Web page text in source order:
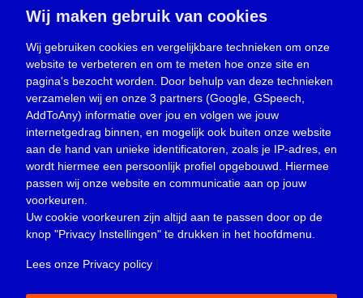
Gemeentepagina(104)
Ingezonden brief(539)
Media(156)
Nieuws (23.330)
Oproep(734)
Overlijden(39)
Podcast(18)
prijsvraag (5)
Religie (1.438)
Service(226)
Wij maken gebruik van cookies
Wij gebruiken cookies en vergelijkbare technieken om onze
website te verbeteren en om te meten hoe onze site en
pagina's bezocht worden. Door behulp van deze technieken
verzamelen wij en onze 3 partners (Google, GSpeech,
AddToAny) informatie over jou en volgen we jouw
internetgedrag binnen, en mogelijk ook buiten onze website
aan de hand van unieke identificatoren, zoals je IP-adres, en
wordt hiermee een persoonlijk profiel opgebouwd. Hiermee
passen wij onze website en communicatie aan op jouw
voorkeuren.
Uw cookie voorkeuren zijn altijd aan te passen door op de
knop "Privacy Instellingen" te drukken in het hoofdmenu.
Lees onze Privacy policy |